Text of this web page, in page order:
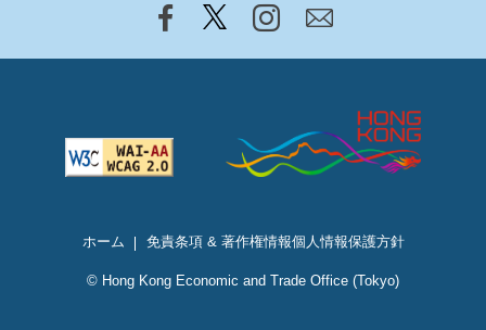
ホーム 免責条項 & 著作権情報個人情報保護方針
© Hong Kong Economic and Trade Office (Tokyo)